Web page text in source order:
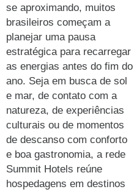
se aproximando, muitos
brasileiros começam a
planejar uma pausa
estratégica para recarregar
as energias antes do fim do
ano. Seja em busca de sol
e mar, de contato com a
natureza, de experiências
culturais ou de momentos
de descanso com conforto
e boa gastronomia, a rede
Summit Hotels reúne
hospedagens em destinos